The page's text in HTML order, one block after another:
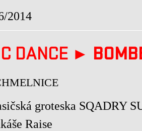
2014
DANCE ►
groteska SQADRY
Raise